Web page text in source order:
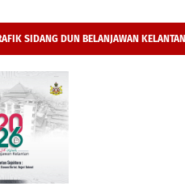
SIDANG DUN BELANJAWAN KELANTAN
2026